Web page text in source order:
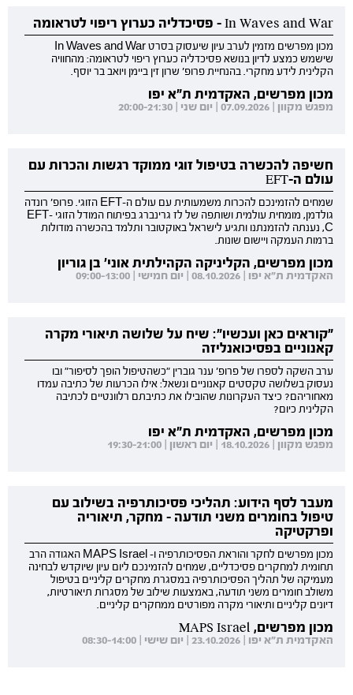
In Waves and War - פסיכדליה כערוץ ריפוי לטראומה
מכון מפרשים מזמין לערב עיון שיעסוק בסרט In Waves and War
שישמש כמצע לדיון בנושא פסיכדליה כערוץ ריפוי לטראומה: מהחוויה
הקלינית לידע מחקרי. בהנחיית פרופ' שרון זין ביימן ויואב בר יוסף.
מכון מפרשים, האקדמית ת"א יפו
מפגש מקוון | 07.09.2026 | יום שני | 20:00-21:30
חשיפה להכשרה בטיפול זוגי ממוקד רגשות והכרות עם
עולם ה-EFT
שמחים להזמינכם להכרות משמעותית עם עולם ה-EFT הזוגי. פרופ' רונדה
גולדמן, מומחית עולמית ושותפה של לז גרינברג בפיתוח המודל הזוגי EFT-
C, נענתה להזמנתנו ותגיע לישראל באוקטובר ותלמד בהכשרה מודולות
ברמות העמקה ויישום שונות.
מכון מפרשים, הקליניקה הקהילתית אוני' בן גוריון
האקדמית ת"א יפו | 08.10.2026 | יום חמישי | 09:00-13:00
"קוראים כאן ועכשיו": שיח על שלושה תיאורי מקרה
קאנוניים בפסיכואנליזה
ערב השקה לספרו של פרופ' ענר גוברין "כשהטיפול הופך לסיפור" ובו
נעסוק בשלושה טקסטים קאנוניים ונשאל: אילו הכרעות של כתיבה עמדו
מאחוריהם? כיצד העקרונות שהובילו את כתיבתם רלוונטיים לכתיבה
הקלינית כיום?
מכון מפרשים, האקדמית ת"א יפו
מפגש מקוון | 18.10.2026 | יום ראשון | 19:30-21:00
מעבר לסף הידוע: תהליכי פסיכותרפיה בשילוב עם
טיפול בחומרים משני תודעה - מחקר, תיאוריה
ופרקטיקה
מכון מפרשים לחקר והוראת הפסיכותרפיה ו- MAPS Israel האגודה הרב
תחומית למחקרים פסיכדליים, שמחים להזמינכם ליום עיון שיוקדש לבחינה
מעמיקה של תהליך הפסיכותרפיה במסגרת מחקרים קליניים בטיפול
משולב חומרים משני תודעה, באמצעות שילוב של מסגרות תיאורטיות,
דיונים קליניים ותיאורי מקרה מפורטים ממחקרים קליניים.
מכון מפרשים, MAPS Israel
האקדמית ת"א יפו | 23.10.2026 | יום שישי | 08:30-14:00